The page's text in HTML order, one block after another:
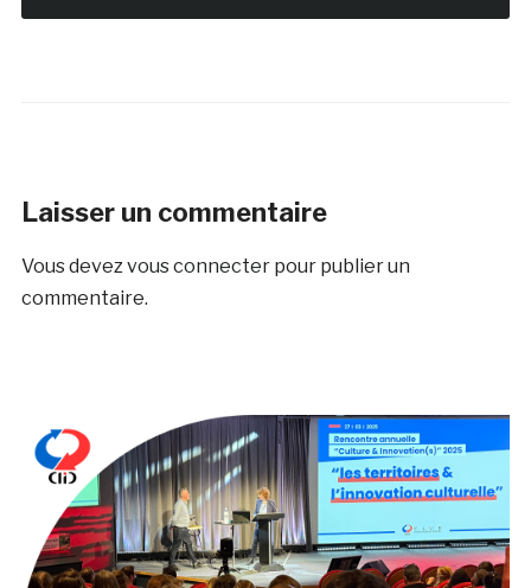
Laisser un commentaire
Vous devez vous connecterpour publier un
commentaire.